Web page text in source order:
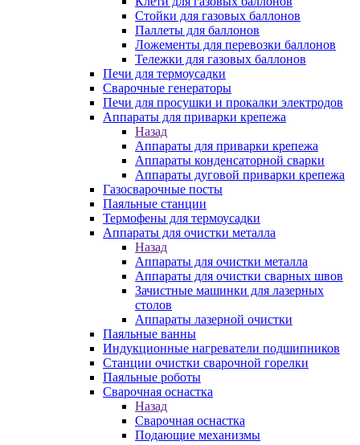
Стойки для газовых баллонов
Паллеты для баллонов
Ложементы для перевозки баллонов
Тележки для газовых баллонов
Печи для термоусадки
Сварочные генераторы
Печи для просушки и прокалки электродов
Аппараты для приварки крепежа
Назад
Аппараты для приварки крепежа
Аппараты конденсаторной сварки
Аппараты дуговой приварки крепежа
Газосварочные посты
Паяльные станции
Термофены для термоусадки
Аппараты для очистки металла
Назад
Аппараты для очистки металла
Аппараты для очистки сварных швов
Зачистные машинки для лазерных
столов
Аппараты лазерной очистки
Паяльные ванны
Индукционные нагреватели подшипников
Станции очистки сварочной горелки
Паяльные роботы
Сварочная оснастка
Назад
Сварочная оснастка
Подающие механизмы